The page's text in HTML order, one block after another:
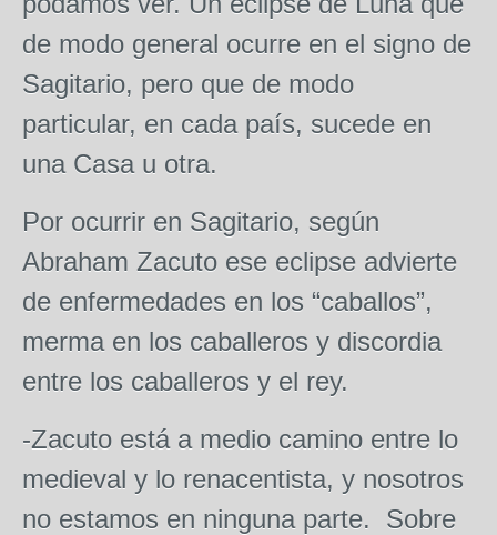
de modo general ocurre en el signo de
Sagitario, pero que de modo
particular, en cada país, sucede en
una Casa u otra.
Por ocurrir en Sagitario, según
Abraham Zacuto ese eclipse advierte
de enfermedades en los “caballos”,
merma en los caballeros y discordia
entre los caballeros y el rey.
-Zacuto está a medio camino entre lo
medieval y lo renacentista, y nosotros
no estamos en ninguna parte. Sobre